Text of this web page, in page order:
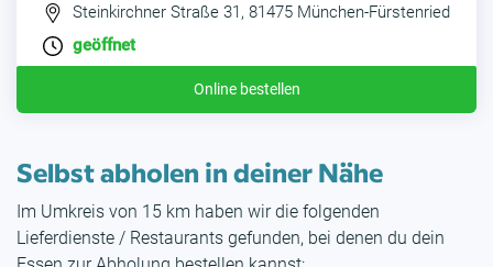
Steinkirchner Straße 31, 81475 München-Fürstenried
geöffnet
Online bestellen
Selbst abholen in deiner Nähe
Im Umkreis von 15 km haben wir die folgenden
Lieferdienste / Restaurants gefunden, bei denen du dein